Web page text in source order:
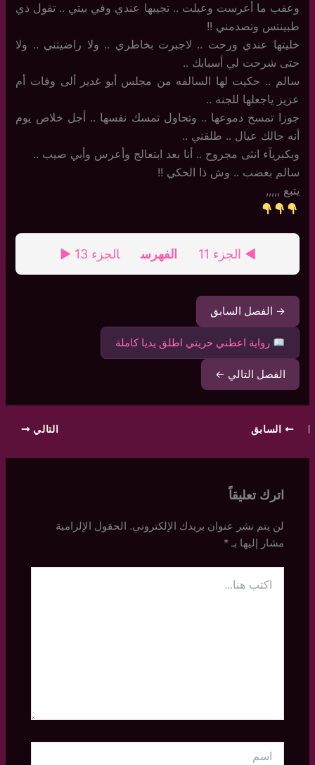
وعقب ما أعرست وعيلت .. تجيبها عندي وفي بيتي .. تقول ذي
طبينتس وتصدمني !!
خليتها عندي ورحت .. لاجبرت بخاطري .. ولا راضيتني .. ولا
حتى شرحت لي أسبابك ..
سالم .. حكيت لها السالفه من مجلس أبو غدير ألى وفات أم
عزيز ياجعلها للجنه ..
جوزا تمسح دموعها .. وتحاول تمسك نفسها .. أجل خلاص يوم
أنه جالك عيال .. طلقني ..
وبكبريآء انثى مجروح .. أنا بعد ابتعالج وأعرس وأبي صيب ..
سالم بغضب .. وش ذا الحكي !!
يتبع ,,,,,
◄ الجزء 11 الفهرس الجزء 13 ►
→ الفصل السابق
رواية اعطني حريتي اطلق يديا كاملة
الفصل التالي ←
السابق التالي
اترك تعليقاً
لن يتم نشر عنوان بريدك الإلكتروني. الحقول الإلزامية
مشار إليها بـ*
هنا...